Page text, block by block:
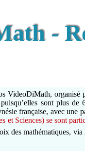
-
sont plus
française, avec une
Sciences) se sont
des mathématiques,